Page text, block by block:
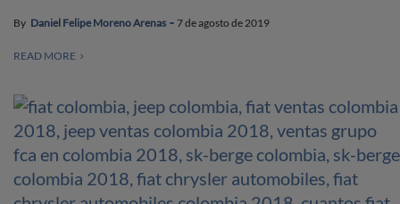
By Daniel Felipe Moreno Arenas 7 de agosto de 2019
READ MORE